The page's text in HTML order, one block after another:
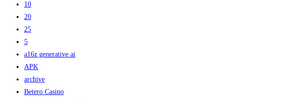
10
20
25
5
a16z generative ai
APK
archive
Betero Casino